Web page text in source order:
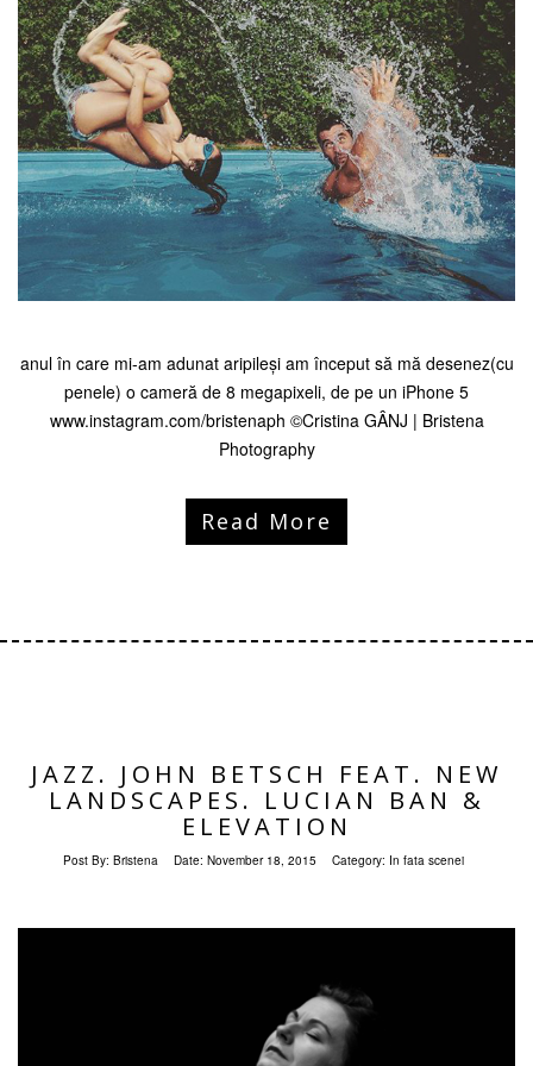
anul în care mi-am adunat aripileși am început să mă desenez(cu
penele) o cameră de 8 megapixeli, de pe un iPhone 5
www.instagram.com/bristenaph ©Cristina GÂNJ | Bristena
Photography
Read More
JAZZ. JOHN BETSCH FEAT. NEW
LANDSCAPES. LUCIAN BAN &
ELEVATION
Post By: Bristena Date: November 18, 2015 Category: In fata scenei